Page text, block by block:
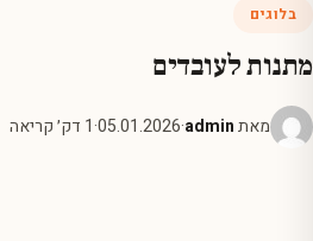
בלוגים
מתנות לעובדים
מאתadmin
·
05.01.2026
·1 דק׳ קריאה